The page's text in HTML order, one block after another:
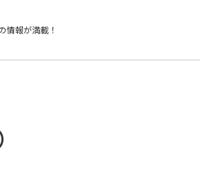
情報が満載！